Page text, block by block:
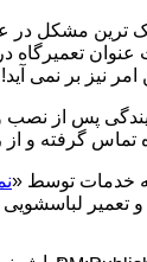
ترین مشکل در
عنوان تعمیرگاه
نیز بر نمی آید!
پس از
تماس گرفته و
خدمات توسط «
و تعمیر